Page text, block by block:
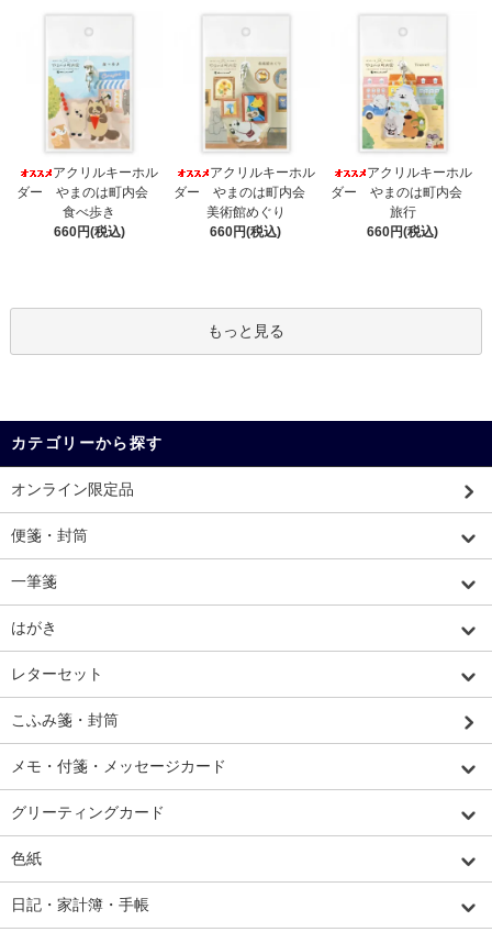
アクリルキーホル
ダー やまのは町内会
食べ歩き
660円(税込)
アクリルキーホル
ダー やまのは町内会
美術館めぐり
660円(税込)
アクリルキーホル
ダー やまのは町内会
旅行
660円(税込)
もっと見る
カテゴリーから探す
オンライン限定品
便箋・封筒
一筆箋
はがき
レターセット
こふみ箋・封筒
メモ・付箋・メッセージカード
グリーティングカード
色紙
日記・家計簿・手帳